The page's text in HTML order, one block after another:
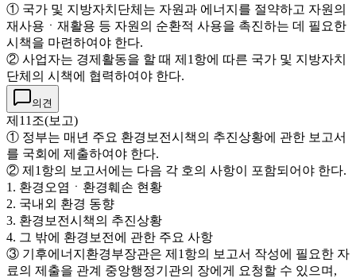
① 국가 및 지방자치단체는 자원과 에너지를 절약하고 자원의
재사용ㆍ재활용 등 자원의 순환적 사용을 촉진하는 데 필요한
시책을 마련하여야 한다.
② 사업자는 경제활동을 할 때 제1항에 따른 국가 및 지방자치
단체의 시책에 협력하여야 한다.
의견
제11조(보고)
① 정부는 매년 주요 환경보전시책의 추진상황에 관한 보고서
를 국회에 제출하여야 한다.
② 제1항의 보고서에는 다음 각 호의 사항이 포함되어야 한다.
1. 환경오염ㆍ환경훼손 현황
2. 국내외 환경 동향
3. 환경보전시책의 추진상황
4. 그 밖에 환경보전에 관한 주요 사항
③ 기후에너지환경부장관은 제1항의 보고서 작성에 필요한 자
료의 제출을 관계 중앙행정기관의 장에게 요청할 수 있으며,